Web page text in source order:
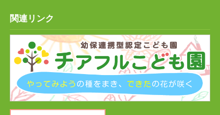
関連リンク
地域密着型特別養護老人ホームチアフル古城
特別養護老人ホームチアフル岩沼
岩沼市デイサービスセンターたけくま
岩沼西地域包括支援センター